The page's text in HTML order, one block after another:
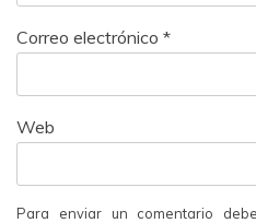
Correo electrónico *
Web
Para enviar un comentario